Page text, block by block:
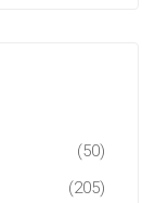
(50)
(205)